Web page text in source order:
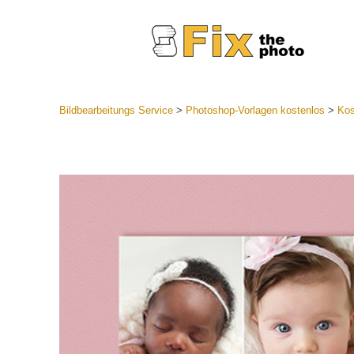
Bildbearbeitungs Service> Photoshop-Vorlagen kostenlos >